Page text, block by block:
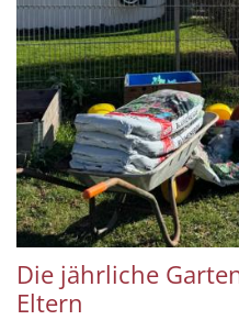
Die jährliche
Eltern